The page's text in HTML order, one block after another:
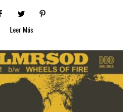
Leer Más